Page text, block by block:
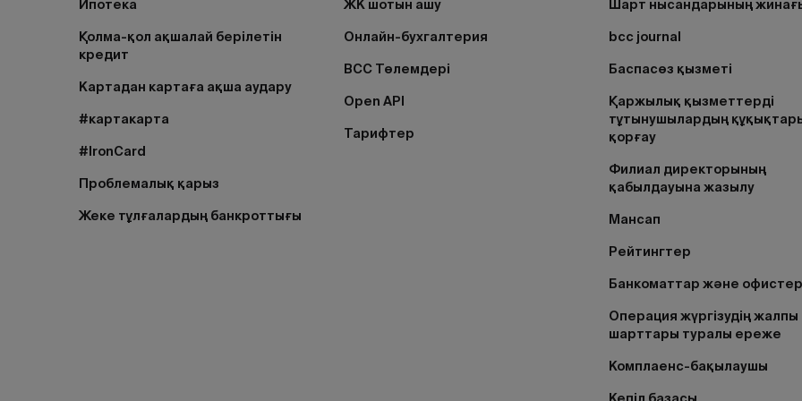
Ипотека
Қолма-қол ақшалай берілетін
кредит
Картадан картаға ақша аудару
#картакарта
#IronCard
Проблемалық қарыз
Жеке тұлғалардың банкроттығы
ЖК шотын ашу
Онлайн-бухгалтерия
BCC Төлемдері
Open API
Тарифтер
Шарт нысандарының
bcc journal
Баспасөз қызметі
Қаржылық қызметтерді
тұтынушылардың
қорғау
Филиал директорының
қабылдауына жазылу
Мансап
Рейтингтер
Банкоматтар және офистер
Операция жүргізудің жалпы
шарттары туралы ереже
Комплаенс-бақылаушы